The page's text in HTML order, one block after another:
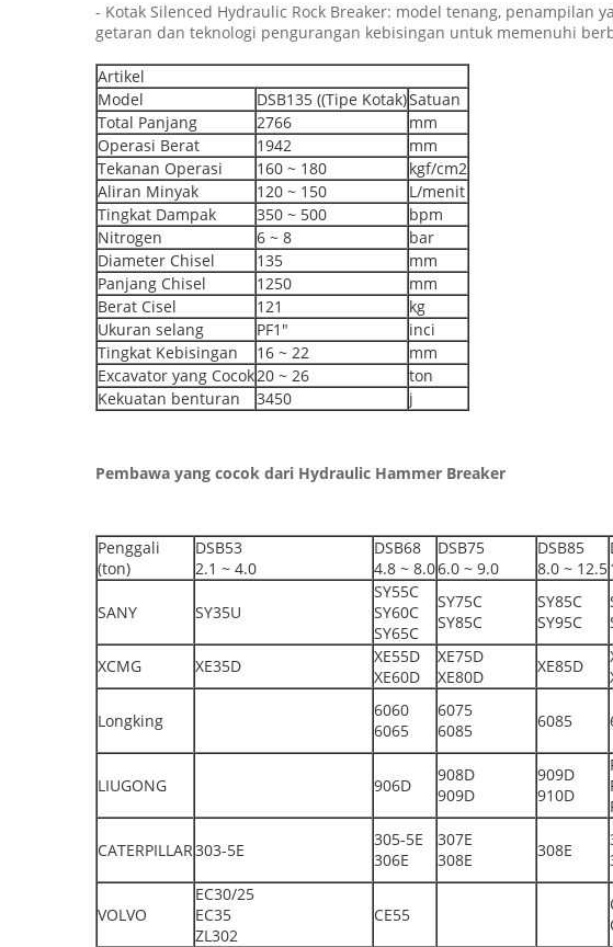
- Kotak Silenced Hydraulic Rock Breaker: model tenang,
getaran dan teknologi pengurangan kebisingan untuk memenuhi
Artikel
Model
DSB135 ((Tipe Kotak)Satuan
Total Panjang
2766
mm
Operasi Berat
1942
mm
Tekanan Operasi
160 ~ 180
kgf/cm2
Aliran Minyak
120 ~ 150
L/menit
Tingkat Dampak
350 ~ 500
bpm
Nitrogen
6 ~ 8
bar
Diameter Chisel
135
mm
Panjang Chisel
1250
mm
Berat Cisel
121
kg
Ukuran selang
PF1"
inci
Tingkat Kebisingan
16 ~ 22
mm
Excavator yang Cocok20 ~ 26
ton
Kekuatan benturan
3450 j
Pembawa yang cocok dari Hydraulic Hammer Breaker
Penggali
(ton)
DSB53
2.1 ~ 4.0
DSB68
4.8 ~ 8.0
DSB75
6.0 ~ 9.0
DSB85
8.0 ~ 12.5
SANY SY35U
SY55C
SY60C
SY65C
SY75C
SY85C
SY85C
SY95C
XCMG XE35D
XE55D
XE60D
XE75D
XE80D
XE85D
Longking
6060
6065
6075
6085
6085
LIUGONG 906D
908D
909D
909D
910D
CATERPILLAR303-5E
305-5E
306E
307E
308E
308E
VOLVO
EC30/25
EC35
ZL302
CE55